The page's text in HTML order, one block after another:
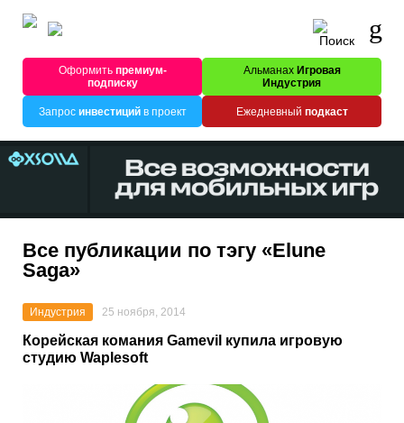
Оформитьпремиум-
подписку
Альманах Игровая
Индустрия
Запрос инвестицийв проект Ежедневный подкаст
Все публикации по тэгу «Elune
Saga»
Индустрия 25 ноября, 2014
Корейская комания Gamevil купила игровую
студию Waplesoft